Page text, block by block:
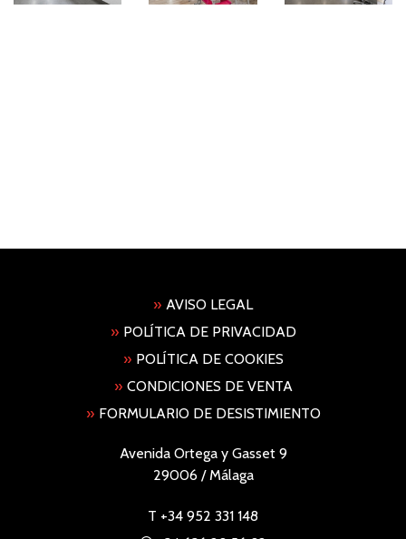
» AVISO LEGAL
» POLÍTICA DE PRIVACIDAD
» POLÍTICA DE COOKIES
» CONDICIONES DE VENTA
» FORMULARIO DE DESISTIMIENTO
Avenida Ortega y Gasset 9
29006 / Málaga
T +34 952 331 148